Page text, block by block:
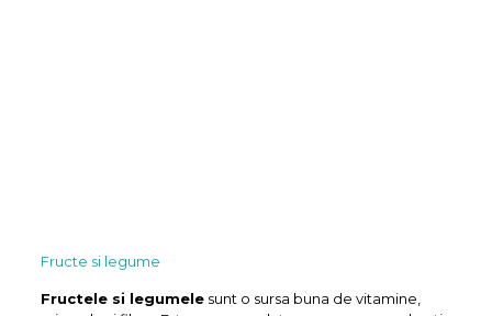
Fructe si legume
Fructele si legumelesunt o sursa buna de vitamine,